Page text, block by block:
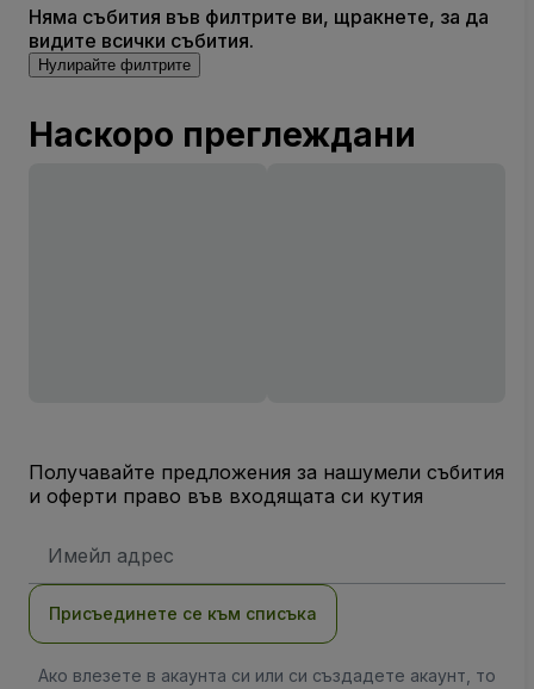
Няма събития във филтрите ви, щракнете, за да
видите всички събития.
Нулирайте филтрите
Наскоро преглеждани
Получавайте предложения за нашумели събития
и оферти право във входящата си кутия
адрес
Присъединете се към списъка
Ако влезете в акаунта си или си създадете акаунт, то